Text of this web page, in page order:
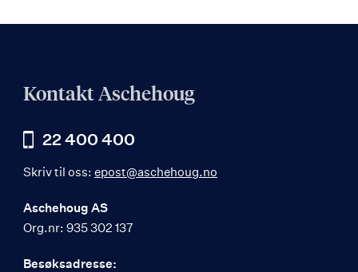
Kontakt Aschehoug
22 400 400
Skriv til oss: epost@aschehoug.no
Aschehoug AS
Org.nr: 935 302 137
Besøksadresse: